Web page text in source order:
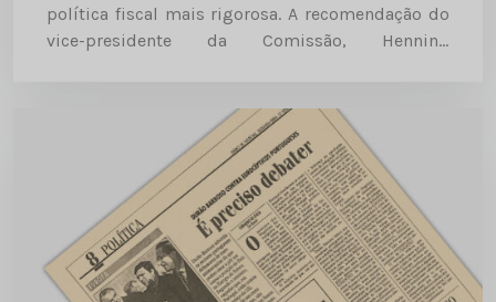
política fiscal mais rigorosa. A recomendação do
vice-presidente da Comissão, Henning